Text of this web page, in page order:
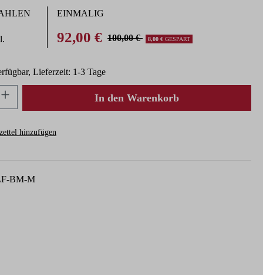
EINMALIG
92,00 € 100,00 € 8,00 € GESPART
Lieferzeit: 1-3 Tage
Gib den gewünschten Wert ein oder
In den Warenkorb
hinzufügen
BM-M